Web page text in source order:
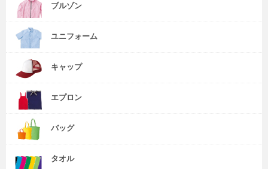
ブルゾン
ユニフォーム
キャップ
エプロン
バッグ
タオル